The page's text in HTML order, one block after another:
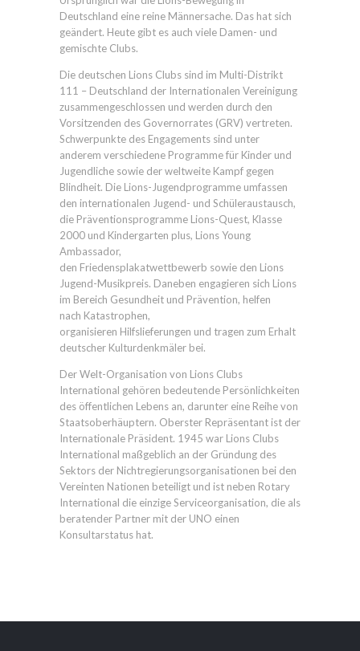
Deutschland eine reine Männersache. Das hat sich
geändert. Heute gibt es auch viele Damen- und
gemischte Clubs.
Die deutschen Lions Clubs sind im Multi-Distrikt
111 – Deutschland der Internationalen Vereinigung
zusammengeschlossen und werden durch den
Vorsitzenden des Governorrates (GRV) vertreten.
Schwerpunkte des Engagements sind unter
anderem verschiedene Programme für Kinder und
Jugendliche sowie der weltweite Kampf gegen
Blindheit. Die Lions-Jugendprogramme umfassen
den internationalen Jugend- und Schüleraustausch,
die Präventionsprogramme Lions-Quest, Klasse
2000 und Kindergarten plus, Lions Young
Ambassador,
den Friedensplakatwettbewerb sowie den Lions
Jugend-Musikpreis. Daneben engagieren sich Lions
im Bereich Gesundheit und Prävention, helfen
nach Katastrophen,
organisieren Hilfslieferungen und tragen zum Erhalt
deutscher Kulturdenkmäler bei.
Der Welt-Organisation von Lions Clubs
International gehören bedeutende Persönlichkeiten
des öffentlichen Lebens an, darunter eine Reihe von
Staatsoberhäuptern. Oberster Repräsentant ist der
Internationale Präsident. 1945 war Lions Clubs
International maßgeblich an der Gründung des
Sektors der Nichtregierungsorganisationen bei den
Vereinten Nationen beteiligt und ist neben Rotary
International die einzige Serviceorganisation, die als
beratender Partner mit der UNO einen
Konsultarstatus hat.